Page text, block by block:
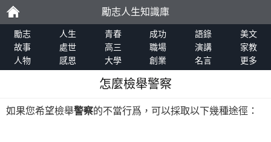
勵
志
勵志人生知識庫
勵志 人生 青春 成功 語錄
美文
故事
處世 高三 職場 演講
家教
人物
感恩 大學 創業 名言 更多
怎麼檢舉警察
如果您希望檢舉警察的不當行爲，可以採取以下幾種途徑：